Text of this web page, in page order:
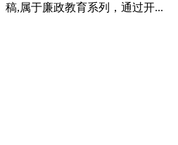
稿,属于廉政教育系列，通过开...